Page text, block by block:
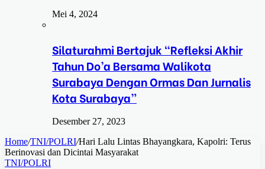
Mei 4, 2024
Silaturahmi Bertajuk “Refleksi Akhir
Tahun Do’a Bersama Walikota
Surabaya Dengan Ormas Dan Jurnalis
Kota Surabaya”
Desember 27, 2023
Home/TNI/POLRI/Hari Lalu Lintas Bhayangkara, Kapolri: Terus
Berinovasi dan Dicintai Masyarakat
TNI/POLRI